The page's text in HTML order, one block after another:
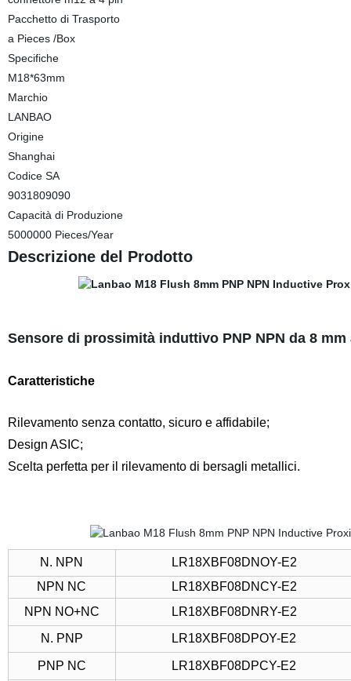
Pacchetto di Trasporto
a Pieces /Box
Specifiche
M18*63mm
Marchio
LANBAO
Origine
Shanghai
Codice SA
9031809090
Capacità di Produzione
5000000 Pieces/Year
Descrizione del Prodotto
Sensore di prossimità induttivo PNP NPN da 8
Caratteristiche
Rilevamento senza contatto, sicuro e affidabile;
Design ASIC;
Scelta perfetta per il rilevamento di bersagli metallici.
N. NPN
LR18XBF08DNOY-E2
NPN NC
LR18XBF08DNCY-E2
NPN NO+NC
LR18XBF08DNRY-E2
N. PNP
LR18XBF08DPOY-E2
PNP NC
LR18XBF08DPCY-E2